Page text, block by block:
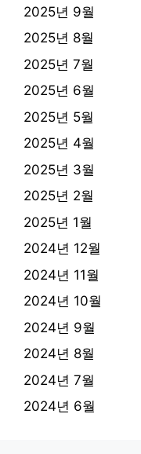
2025년 9월
2025년 8월
2025년 7월
2025년 6월
2025년 5월
2025년 4월
2025년 3월
2025년 2월
2025년 1월
2024년 12월
2024년 11월
2024년 10월
2024년 9월
2024년 8월
2024년 7월
2024년 6월